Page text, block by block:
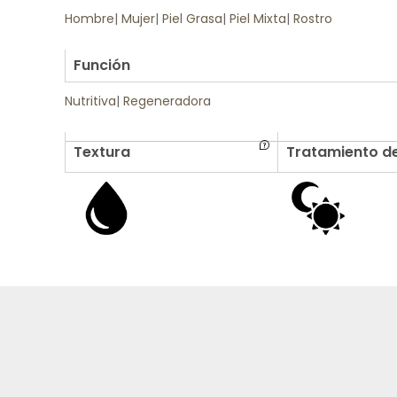
Hombre| Mujer| Piel Grasa| Piel Mixta| Rostro
Función
Nutritiva| Regeneradora
Textura Tratamiento